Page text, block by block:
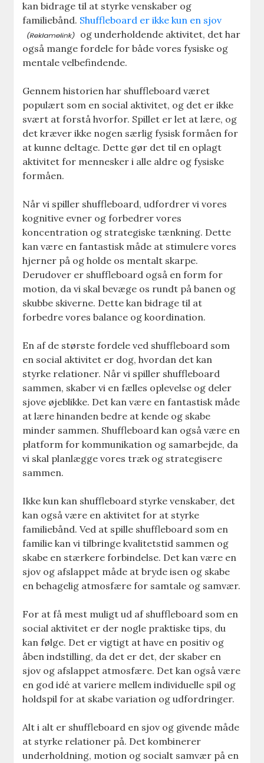
kan bidrage til at styrke venskaber og
familiebånd. Shuffleboard er ikke kun en sjov
og underholdende aktivitet, det har
også mange fordele for både vores fysiske og
mentale velbefindende.
Gennem historien har shuffleboard været
populært som en social aktivitet, og det er ikke
svært at forstå hvorfor. Spillet er let at lære, og
det kræver ikke nogen særlig fysisk formåen for
at kunne deltage. Dette gør det til en oplagt
aktivitet for mennesker i alle aldre og fysiske
formåen.
Når vi spiller shuffleboard, udfordrer vi vores
kognitive evner og forbedrer vores
koncentration og strategiske tænkning. Dette
kan være en fantastisk måde at stimulere vores
hjerner på og holde os mentalt skarpe.
Derudover er shuffleboard også en form for
motion, da vi skal bevæge os rundt på banen og
skubbe skiverne. Dette kan bidrage til at
forbedre vores balance og koordination.
En af de største fordele ved shuffleboard som
en social aktivitet er dog, hvordan det kan
styrke relationer. Når vi spiller shuffleboard
sammen, skaber vi en fælles oplevelse og deler
sjove øjeblikke. Det kan være en fantastisk måde
at lære hinanden bedre at kende og skabe
minder sammen. Shuffleboard kan også være en
platform for kommunikation og samarbejde, da
vi skal planlægge vores træk og strategisere
sammen.
Ikke kun kan shuffleboard styrke venskaber, det
kan også være en aktivitet for at styrke
familiebånd. Ved at spille shuffleboard som en
familie kan vi tilbringe kvalitetstid sammen og
skabe en stærkere forbindelse. Det kan være en
sjov og afslappet måde at bryde isen og skabe
en behagelig atmosfære for samtale og samvær.
For at få mest muligt ud af shuffleboard som en
social aktivitet er der nogle praktiske tips, du
kan følge. Det er vigtigt at have en positiv og
åben indstilling, da det er det, der skaber en
sjov og afslappet atmosfære. Det kan også være
en god idé at variere mellem individuelle spil og
holdspil for at skabe variation og udfordringer.
Alt i alt er shuffleboard en sjov og givende måde
at styrke relationer på. Det kombinerer
underholdning, motion og socialt samvær på en